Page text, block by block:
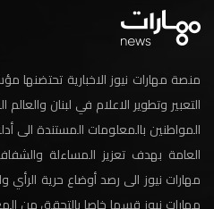
منصة مهارات نيوز الاخبارية تحتضنها
التعبير وتطوير الاعلام في لبنان
المواطنين بالمعلومات المستندة الى
العامة بهدف تعزيز المساءلة
مهارات نيوز الى رصد أوضاع حرية الرأي